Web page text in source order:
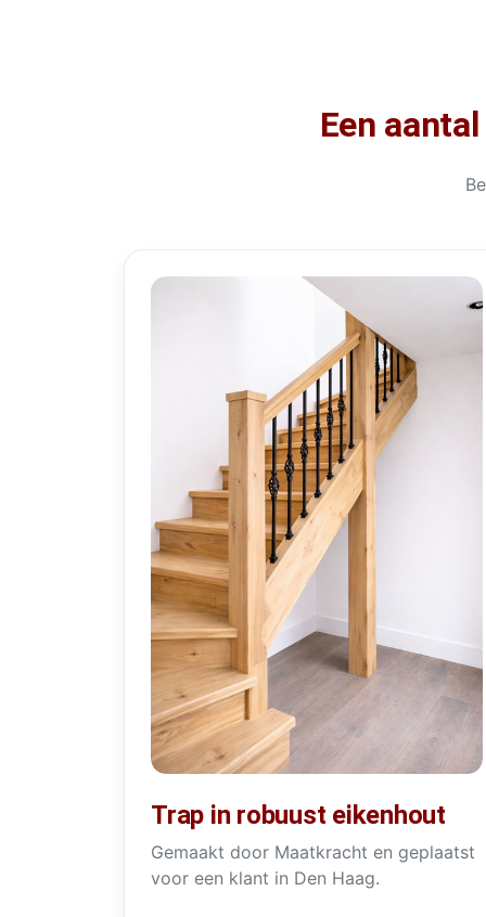
Een
Trap in robuust eikenhout
Gemaakt door Maatkracht en geplaatst
voor een klant in Den Haag.